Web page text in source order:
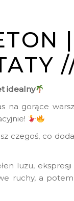
idealny
na gorące
czegoś, co
luzu,
ruchy, a